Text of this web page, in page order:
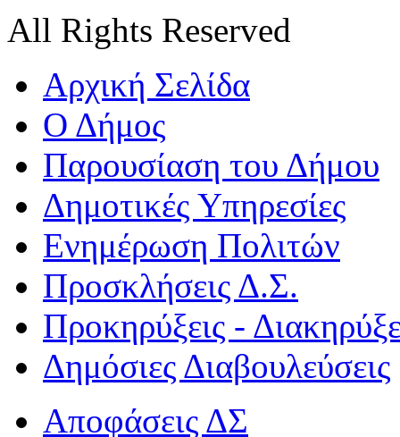
All Rights Reserved
Αρχική Σελίδα
Ο Δήμος
Παρουσίαση του Δήμου
Δημοτικές Υπηρεσίες
Ενημέρωση Πολιτών
Προσκλήσεις Δ.Σ.
Προκηρύξεις -
Δημόσιες Διαβουλεύσεις
Αποφάσεις ΔΣ